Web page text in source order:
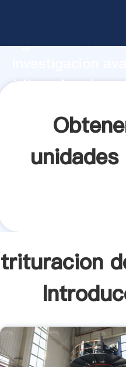
Agarrando
trituracion de
trituracion